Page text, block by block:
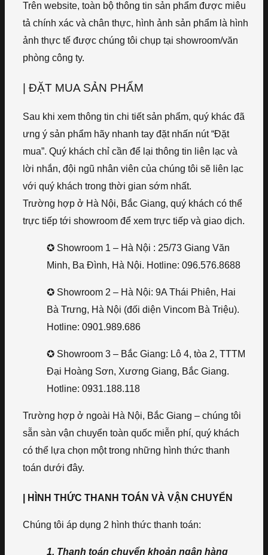
Trên website, toàn bộ thông tin sản phẩm được miêu
tả chính xác và chân thực, hình ảnh sản phẩm là hình
ảnh thực tế được chúng tôi chụp tại showroom/văn
phòng công ty.
| ĐẶT MUA SẢN PHẨM
Sau khi xem thông tin chi tiết sản phẩm, quý khác đã
ưng ý sản phẩm hãy nhanh tay đặt nhấn nút “Đặt
mua”. Quý khách chỉ cần để lại thông tin liên lạc và
lời nhắn, đội ngũ nhân viên của chúng tôi sẽ liên lạc
với quý khách trong thời gian sớm nhất.
Trường hợp ở Hà Nội, Bắc Giang, quý khách có thể
trực tiếp tới showroom để xem trực tiếp và giao dịch.
✪ Showroom 1 – Hà Nội : 25/73 Giang Văn
Minh, Ba Đình, Hà Nội. Hotline: 096.576.8688
✪ Showroom 2 – Hà Nội: 9A Thái Phiên, Hai
Bà Trưng, Hà Nội (đối diện Vincom Bà Triệu).
Hotline: 0901.989.686
✪ Showroom 3 – Bắc Giang: Lô 4, tòa 2, TTTM
Đại Hoàng Sơn, Xương Giang, Bắc Giang.
Hotline: 0931.188.118
Trường hợp ở ngoài Hà Nội, Bắc Giang – chúng tôi
sẵn sàn vận chuyển toàn quốc miễn phí, quý khách
có thể lựa chọn một trong những hình thức thanh
toán dưới đây.
| HÌNH THỨC THANH TOÁN VÀ VẬN CHUYỂN
Chúng tôi áp dụng 2 hình thức thanh toán:
1. Thanh toán chuyển khoản ngân hàng